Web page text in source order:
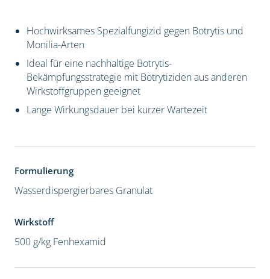
Hochwirksames Spezialfungizid gegen Botrytis und
Monilia-Arten
Ideal für eine nachhaltige Botrytis-
Bekämpfungsstrategie mit Botrytiziden aus anderen
Wirkstoffgruppen geeignet
Lange Wirkungsdauer bei kurzer Wartezeit
Formulierung
Wasserdispergierbares Granulat
Wirkstoff
500 g/kg Fenhexamid